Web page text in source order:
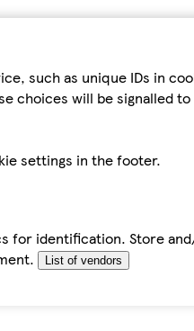
such as unique IDs in
choices will be signalled
settings in the footer.
identification. Store
List of vendors